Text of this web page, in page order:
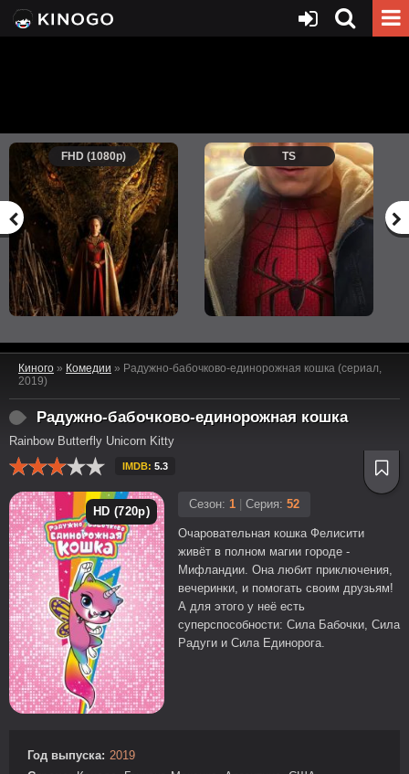
FHD (1080p) TS
Киного » Комедии » Радужно-бабочково-единорожная кошка (сериал,
2019)
Радужно-бабочково-единорожная кошка
Rainbow Butterfly Unicorn Kitty
IMDB: 5.3
HD (720p)
Сезон: 1 Серия: 52
Очаровательная кошка Фелисити
живёт в полном магии городе -
Мифландии. Она любит приключения,
вечеринки, и помогать своим друзьям!
А для этого у неё есть
суперспособности: Сила Бабочки, Сила
Радуги и Сила Единорога.
Год выпуска: 2019